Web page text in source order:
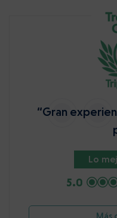
“Gran
Lo
5.0